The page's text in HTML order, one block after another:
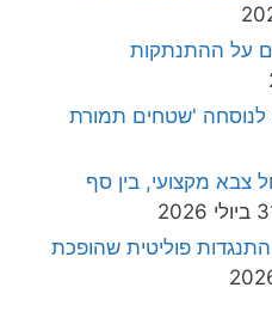
על ההתנתקות
לנוסחה 'שטחים תמורת
צבא מקצועי, בין סף
2026
פוליטית שהופכת